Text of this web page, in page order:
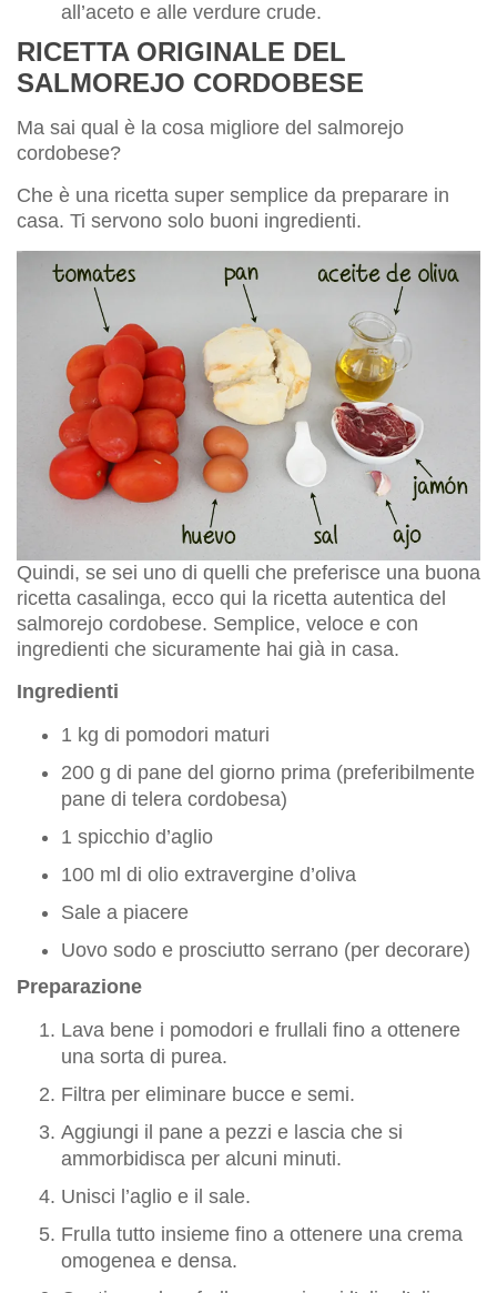
all’aceto e alle verdure crude.
RICETTA ORIGINALE DEL
SALMOREJO CORDOBESE
Ma sai qual è la cosa migliore del salmorejo
cordobese?
Che è una ricetta super semplice da preparare in
casa. Ti servono solo buoni ingredienti.
Quindi, se sei uno di quelli che preferisce una buona
ricetta casalinga, ecco qui la ricetta autentica del
salmorejo cordobese. Semplice, veloce e con
ingredienti che sicuramente hai già in casa.
Ingredienti
1 kg di pomodori maturi
200 g di pane del giorno prima (preferibilmente
pane di telera cordobesa)
1 spicchio d’aglio
100 ml di olio extravergine d’oliva
Sale a piacere
Uovo sodo e prosciutto serrano (per decorare)
Preparazione
Lava bene i pomodori e frullali fino a ottenere
una sorta di purea.
Filtra per eliminare bucce e semi.
Aggiungi il pane a pezzi e lascia che si
ammorbidisca per alcuni minuti.
Unisci l’aglio e il sale.
Frulla tutto insieme fino a ottenere una crema
omogenea e densa.